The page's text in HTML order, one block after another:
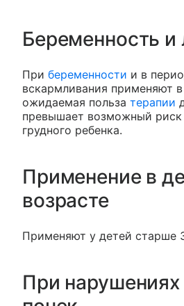
Беременность и
При беременности и в
вскармливания применяют в
ожидаемая польза терапии
превышает возможный риск
грудного ребенка.
Применение в
возрасте
Применяют у детей старше
При